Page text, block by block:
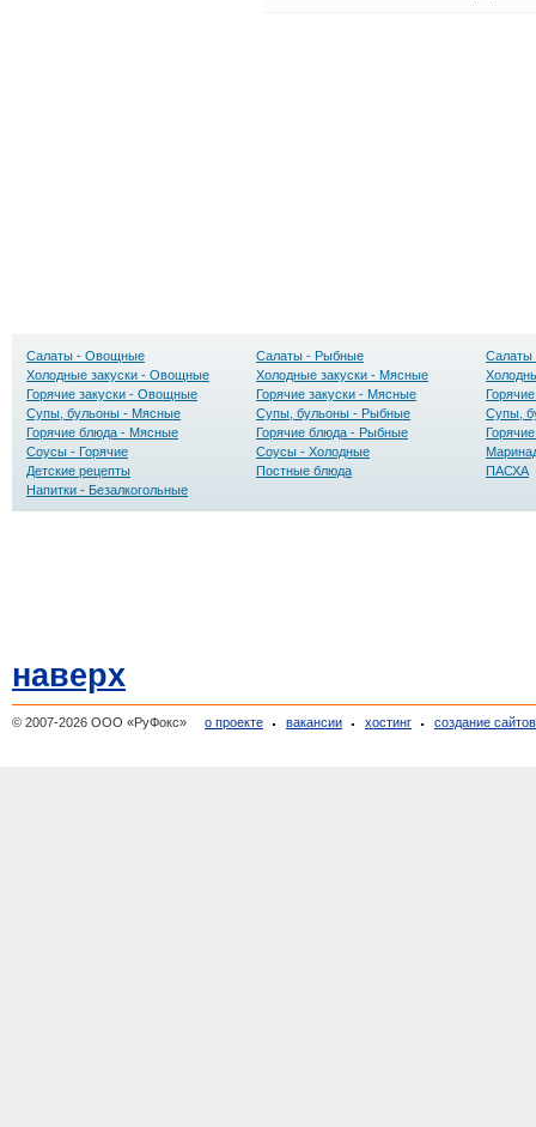
Салаты - Овощные Салаты - Рыбные
Салаты
Холодные закуски - Овощные
Холодные закуски - Мясные
Горячие закуски - Овощные
Горячие закуски - Мясные
Супы, бульоны - Мясные
Супы, бульоны - Рыбные
Супы,
Горячие блюда - Мясные
Горячие блюда - Рыбные
Соусы - Горячие
Соусы - Холодные
Детские рецепты
Постные блюда
ПАСХА
Напитки - Безалкогольные
наверх
© 2007-2026 ООО «РуФокс» о проекте вакансии хостинг создание сайтов